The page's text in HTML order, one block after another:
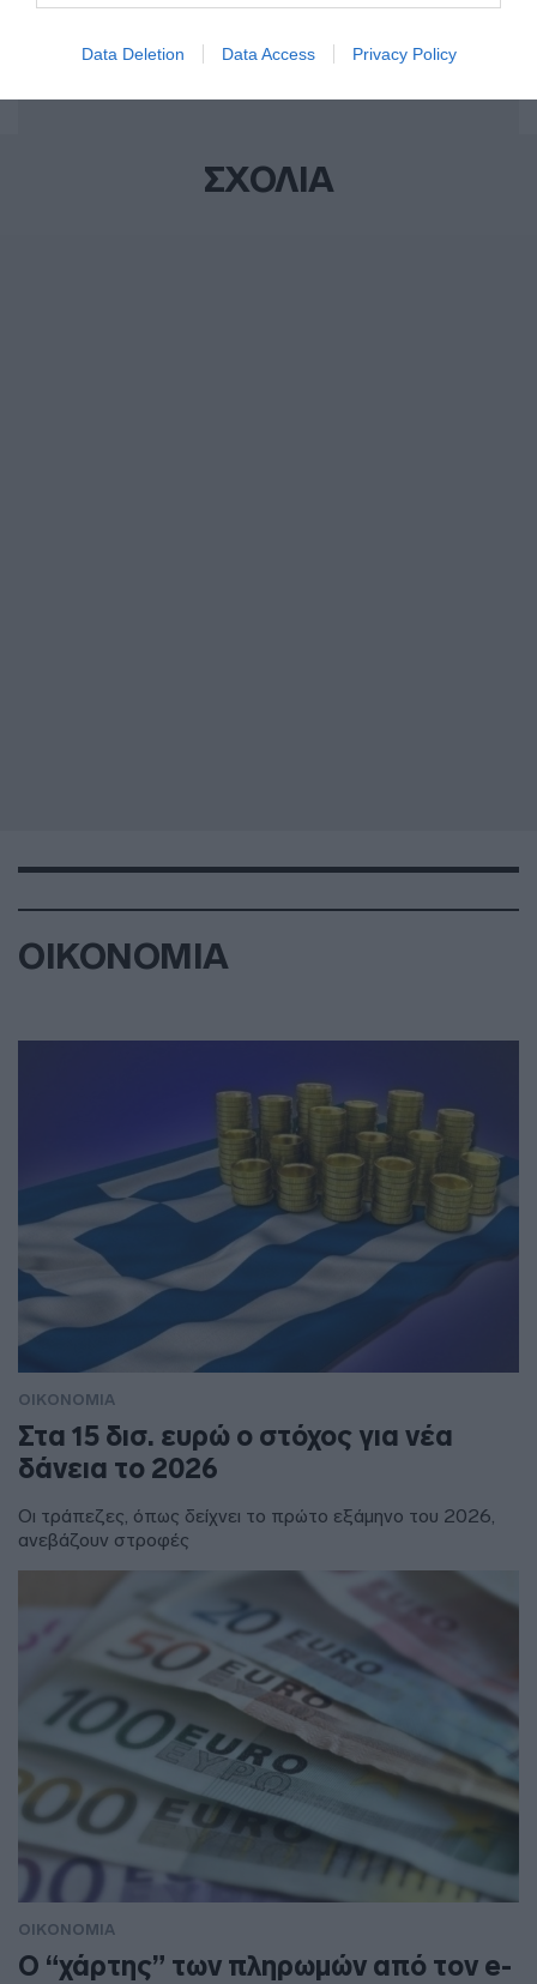
Data Deletion Data Access Privacy Policy
ΣΧΟΛΙΑ
ΟΙΚΟΝΟΜΙΑ
ΟΙΚΟΝΟΜΙΑ
Στα 15 δισ. ευρώ ο στόχος για νέα
δάνεια το 2026
Οι τράπεζες, όπως δείχνει το πρώτο εξάμηνο του 2026,
ανεβάζουν στροφές
ΟΙΚΟΝΟΜΙΑ
Ο “χάρτης” των πληρωμών από τον e-